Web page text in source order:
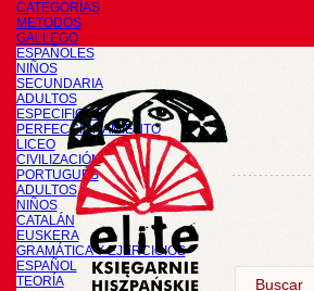
CATEGORÍAS
METODOS
GALLEGO
ESPAÑOLES
NIÑOS
SECUNDARIA
ADULTOS
ESPECIFICOS
PERFECCIONAMIENTO
LICEO
CIVILIZACIÓN
PORTUGUÉS
ADULTOS
NIÑOS
CATALÁN
EUSKERA
GRAMÁTICA Y EJERCICIOS
ESPAÑOL
TEORÍA